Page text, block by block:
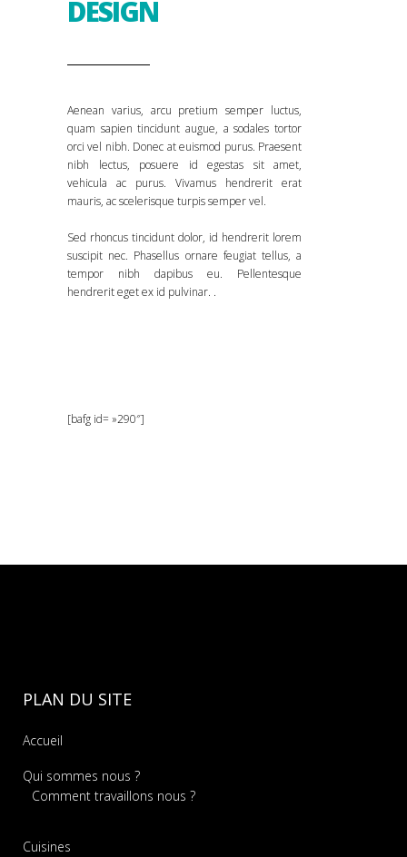
DESIGN
Aenean varius, arcu pretium semper luctus,
quam sapien tincidunt augue, a sodales tortor
orci vel nibh. Donec at euismod purus. Praesent
nibh lectus, posuere id egestas sit amet,
vehicula ac purus. Vivamus hendrerit erat
mauris, ac scelerisque turpis semper vel.
Sed rhoncus tincidunt dolor, id hendrerit lorem
suscipit nec. Phasellus ornare feugiat tellus, a
tempor nibh dapibus eu. Pellentesque
hendrerit eget ex id pulvinar. .
[bafg id= »290″]
PLAN DU SITE
Accueil
Qui sommes nous ?
Comment travaillons nous ?
Cuisines